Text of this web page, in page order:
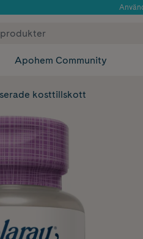
Apohem Community
kosttillskott